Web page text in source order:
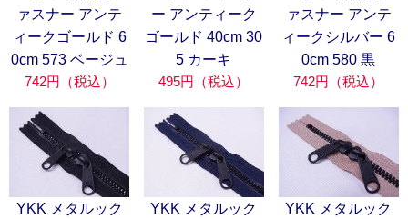
ァスナー アンテ
ィークゴールド 6
0cm 573 ベージュ
742円（税込）
ー アンティーク
ゴールド 40cm 30
5 カーキ
495円（税込）
ァスナー アンテ
ィークシルバー 6
0cm 580 黒
742円（税込）
YKK メタルック
YKK メタルック
YKK メタルック